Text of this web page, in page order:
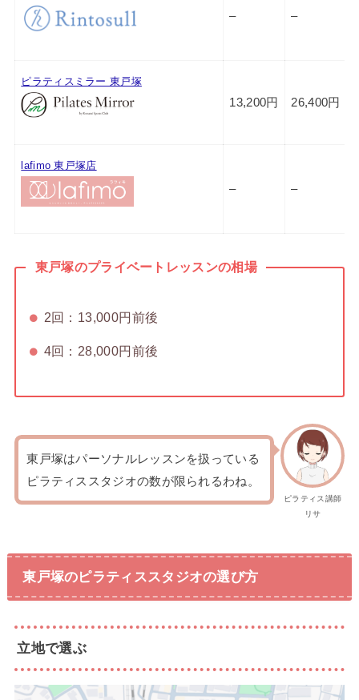
– –
ピラティスミラー 東戸塚
13,200円 26,400円
lafimo 東戸塚店
– –
東戸塚のプライベートレッスンの相場
2回：13,000円前後
4回：28,000円前後
ピラティス講師
リサ
東戸塚はパーソナルレッスンを扱っている
ピラティススタジオの数が限られるわね。
東戸塚のピラティススタジオの選び方
立地で選ぶ